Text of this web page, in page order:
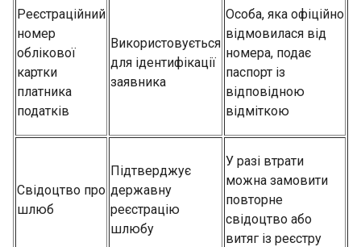
Реєстраційний
номер
облікової
картки
платника
податків
Використовується
для ідентифікації
заявника
Особа, яка офіційно
відмовилася від
номера, подає
паспорт із
відповідною
відміткою
Свідоцтво про
шлюб
Підтверджує
державну
реєстрацію
шлюбу
У разі втрати
можна замовити
повторне
свідоцтво або
витяг із реєстру